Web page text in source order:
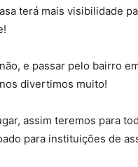
terá mais visibilidade
e passar pelo bairro
divertimos muito!
assim teremos para
para instituições de